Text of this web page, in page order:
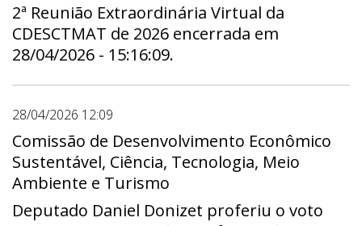
2ª Reunião Extraordinária Virtual da
CDESCTMAT de 2026 encerrada em
28/04/2026 - 15:16:09.
28/04/2026 12:09
Comissão de Desenvolvimento Econômico
Sustentável, Ciência, Tecnologia, Meio
Ambiente e Turismo
Deputado Daniel Donizet proferiu o voto